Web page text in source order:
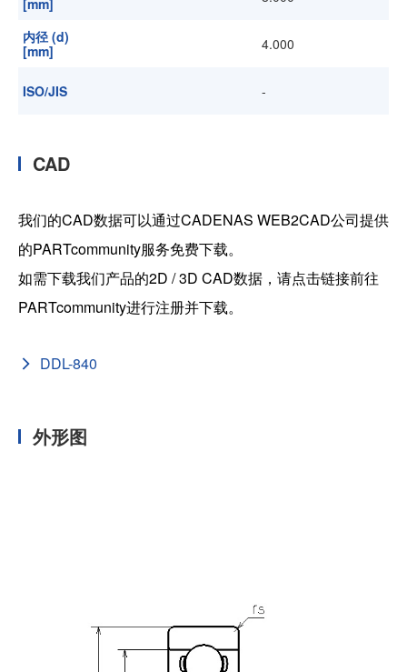
[mm]
内径 (d)
[mm]
4.000
ISO/JIS -
CAD
我们的CAD数据可以通过CADENAS WEB2CAD公司提供
的PARTcommunity服务免费下载。
如需下载我们产品的2D / 3D CAD数据，请点击链接前往
PARTcommunity进行注册并下载。
DDL-840
外形图